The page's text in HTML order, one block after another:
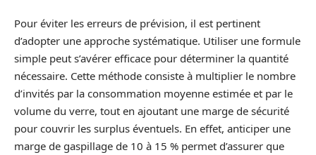
Pour éviter les erreurs de prévision, il est pertinent
d’adopter une approche systématique. Utiliser une formule
simple peut s’avérer efficace pour déterminer la quantité
nécessaire. Cette méthode consiste à multiplier le nombre
d’invités par la consommation moyenne estimée et par le
volume du verre, tout en ajoutant une marge de sécurité
pour couvrir les surplus éventuels. En effet, anticiper une
marge de gaspillage de 10 à 15 % permet d’assurer que